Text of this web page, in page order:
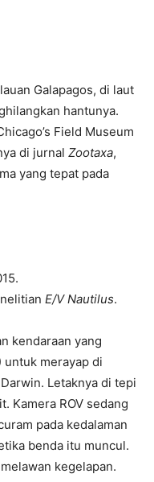
Galapagos, di laut
hantunya.
Field Museum
di jurnal Zootaxa,
yang tepat pada
E/V Nautilus.
kendaraan yang
untuk merayap di
Letaknya di tepi
Kamera ROV sedang
pada kedalaman
benda itu muncul.
kegelapan.